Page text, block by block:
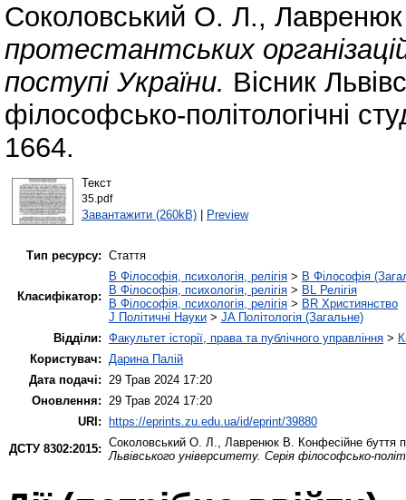
Соколовський О. Л.,
протестантських
поступі України. Вісник
філософсько-політологічні
1664.
Текст
35.pdf
Завантажити (260kB)| Preview
Тип ресурсу: Стаття
Класифікатор:
B Філософія, психологія, релігія > B Філософія
B Філософія, психологія, релігія > BL Релігія
B Філософія, психологія, релігія > BR Християнство
J Політичні Науки > JA Політологія (Загальне)
Відділи: Факультет історії, права та публічного управління >
Користувач: Дарина Палій
Дата подачі: 29 Трав 2024 17:20
Оновлення: 29 Трав 2024 17:20
URI:
https://eprints.zu.edu.ua/id/eprint/39880
ДСТУ 8302:2015: Соколовський О. Л., Лавренюк В. Конфесійне буття
Львівського університету. Серія філософсько-